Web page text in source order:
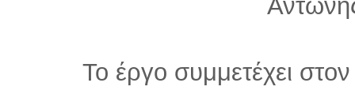
Το έργο συμμετέχει